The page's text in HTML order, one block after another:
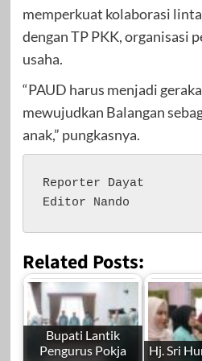
memperkuat kolaborasi
dengan TP PKK, organisasi
usaha.
“PAUD harus menjadi
mewujudkan Balangan
anak,” pungkasnya.
Reporter Dayat
Editor Nando
Related Posts:
Bupati Lantik
Pengurus Pokja
Hj. Sri